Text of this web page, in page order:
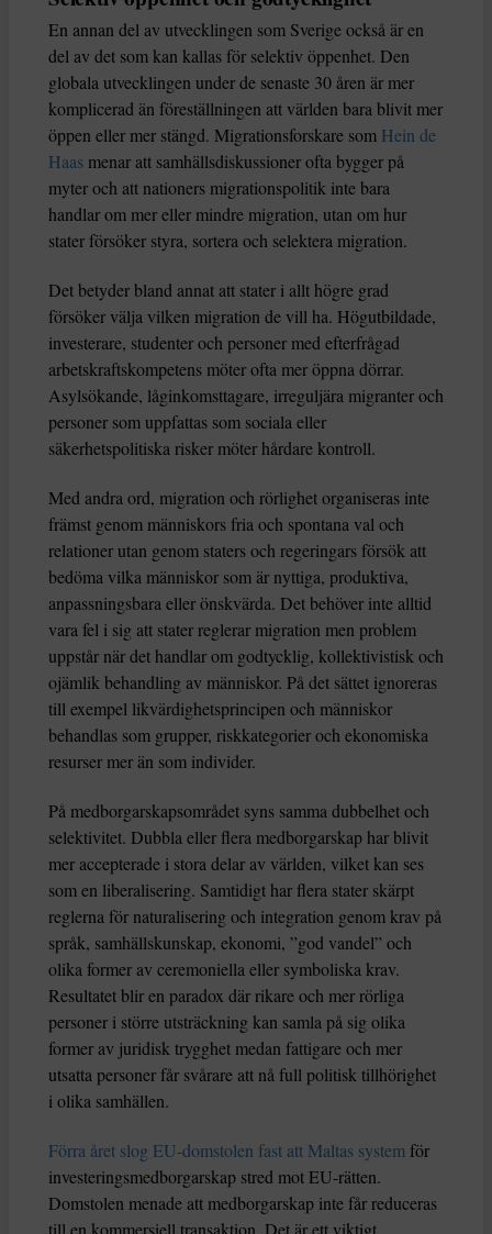
En annan del av utvecklingen som Sverige också är en
del av det som kan kallas för selektiv öppenhet. Den
globala utvecklingen under de senaste 30 åren är mer
komplicerad än föreställningen att världen bara blivit mer
öppen eller mer stängd. Migrationsforskare som Hein de
Haas menar att samhällsdiskussioner ofta bygger på
myter och att nationers migrationspolitik inte bara
handlar om mer eller mindre migration, utan om hur
stater försöker styra, sortera och selektera migration.
Det betyder bland annat att stater i allt högre grad
försöker välja vilken migration de vill ha. Högutbildade,
investerare, studenter och personer med efterfrågad
arbetskraftskompetens möter ofta mer öppna dörrar.
Asylsökande, låginkomsttagare, irreguljära migranter och
personer som uppfattas som sociala eller
säkerhetspolitiska risker möter hårdare kontroll.
Med andra ord, migration och rörlighet organiseras inte
främst genom människors fria och spontana val och
relationer utan genom staters och regeringars försök att
bedöma vilka människor som är nyttiga, produktiva,
anpassningsbara eller önskvärda. Det behöver inte alltid
vara fel i sig att stater reglerar migration men problem
uppstår när det handlar om godtycklig, kollektivistisk och
ojämlik behandling av människor. På det sättet ignoreras
till exempel likvärdighetsprincipen och människor
behandlas som grupper, riskkategorier och ekonomiska
resurser mer än som individer.
På medborgarskapsområdet syns samma dubbelhet och
selektivitet. Dubbla eller flera medborgarskap har blivit
mer accepterade i stora delar av världen, vilket kan ses
som en liberalisering. Samtidigt har flera stater skärpt
reglerna för naturalisering och integration genom krav på
språk, samhällskunskap, ekonomi, ”god vandel” och
olika former av ceremoniella eller symboliska krav.
Resultatet blir en paradox där rikare och mer rörliga
personer i större utsträckning kan samla på sig olika
former av juridisk trygghet medan fattigare och mer
utsatta personer får svårare att nå full politisk tillhörighet
i olika samhällen.
Förra året slog EU-domstolen fast att Maltas system för
investeringsmedborgarskap stred mot EU-rätten.
Domstolen menade att medborgarskap inte får reduceras
till en kommersiell transaktion. Det är ett viktigt